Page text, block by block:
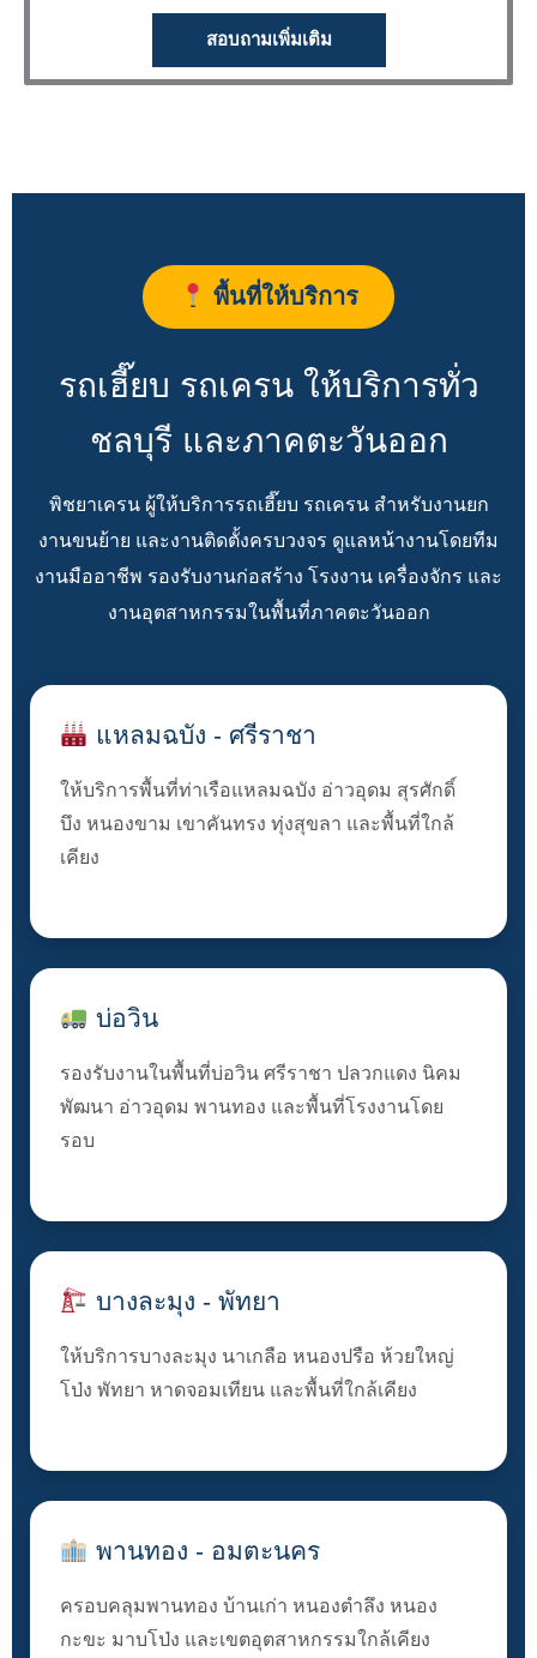
สอบถามเพิ่มเติม
พื้นที่ให้บริการ
รถเฮี๊ยบ รถเครน ให้บริการทั่ว
ชลบุรี และภาคตะวันออก
พิชยาเครน ผู้ให้บริการรถเฮี๊ยบ รถเครน สำหรับงานยก
งานขนย้าย และงานติดตั้งครบวงจร ดูแลหน้างานโดยทีม
งานมืออาชีพ รองรับงานก่อสร้าง โรงงาน เครื่องจักร และ
งานอุตสาหกรรมในพื้นที่ภาคตะวันออก
แหลมฉบัง - ศรีราชา
ให้บริการพื้นที่ท่าเรือแหลมฉบัง อ่าวอุดม สุรศักดิ์
บึง หนองขาม เขาคันทรง ทุ่งสุขลา และพื้นที่ใกล้
เคียง
บ่อวิน
รองรับงานในพื้นที่บ่อวิน ศรีราชา ปลวกแดง นิคม
พัฒนา อ่าวอุดม พานทอง และพื้นที่โรงงานโดย
รอบ
บางละมุง - พัทยา
ให้บริการบางละมุง นาเกลือ หนองปรือ ห้วยใหญ่
โป่ง พัทยา หาดจอมเทียน และพื้นที่ใกล้เคียง
พานทอง - อมตะนคร
ครอบคลุมพานทอง บ้านเก่า หนองตำลึง หนอง
กะขะ มาบโป่ง และเขตอุตสาหกรรมใกล้เคียง